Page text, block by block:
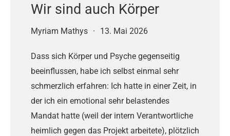
Wir sind auch Körper
Myriam Mathys · 13. Mai 2026
Dass sich Körper und Psyche gegenseitig
beeinflussen, habe ich selbst einmal sehr
schmerzlich erfahren: Ich hatte in einer Zeit, in
der ich ein emotional sehr belastendes
Mandat hatte (weil der intern Verantwortliche
heimlich gegen das Projekt arbeitete), plötzlich